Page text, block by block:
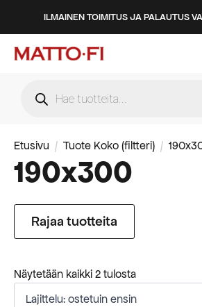
ILMAINEN TOIMITUS JA PALAUTUS
search
Etusivu Tuote Koko (filtteri)
190x300
Rajaa tuotteita
Näytetään kaikki 2 tulostaSuosituimmat